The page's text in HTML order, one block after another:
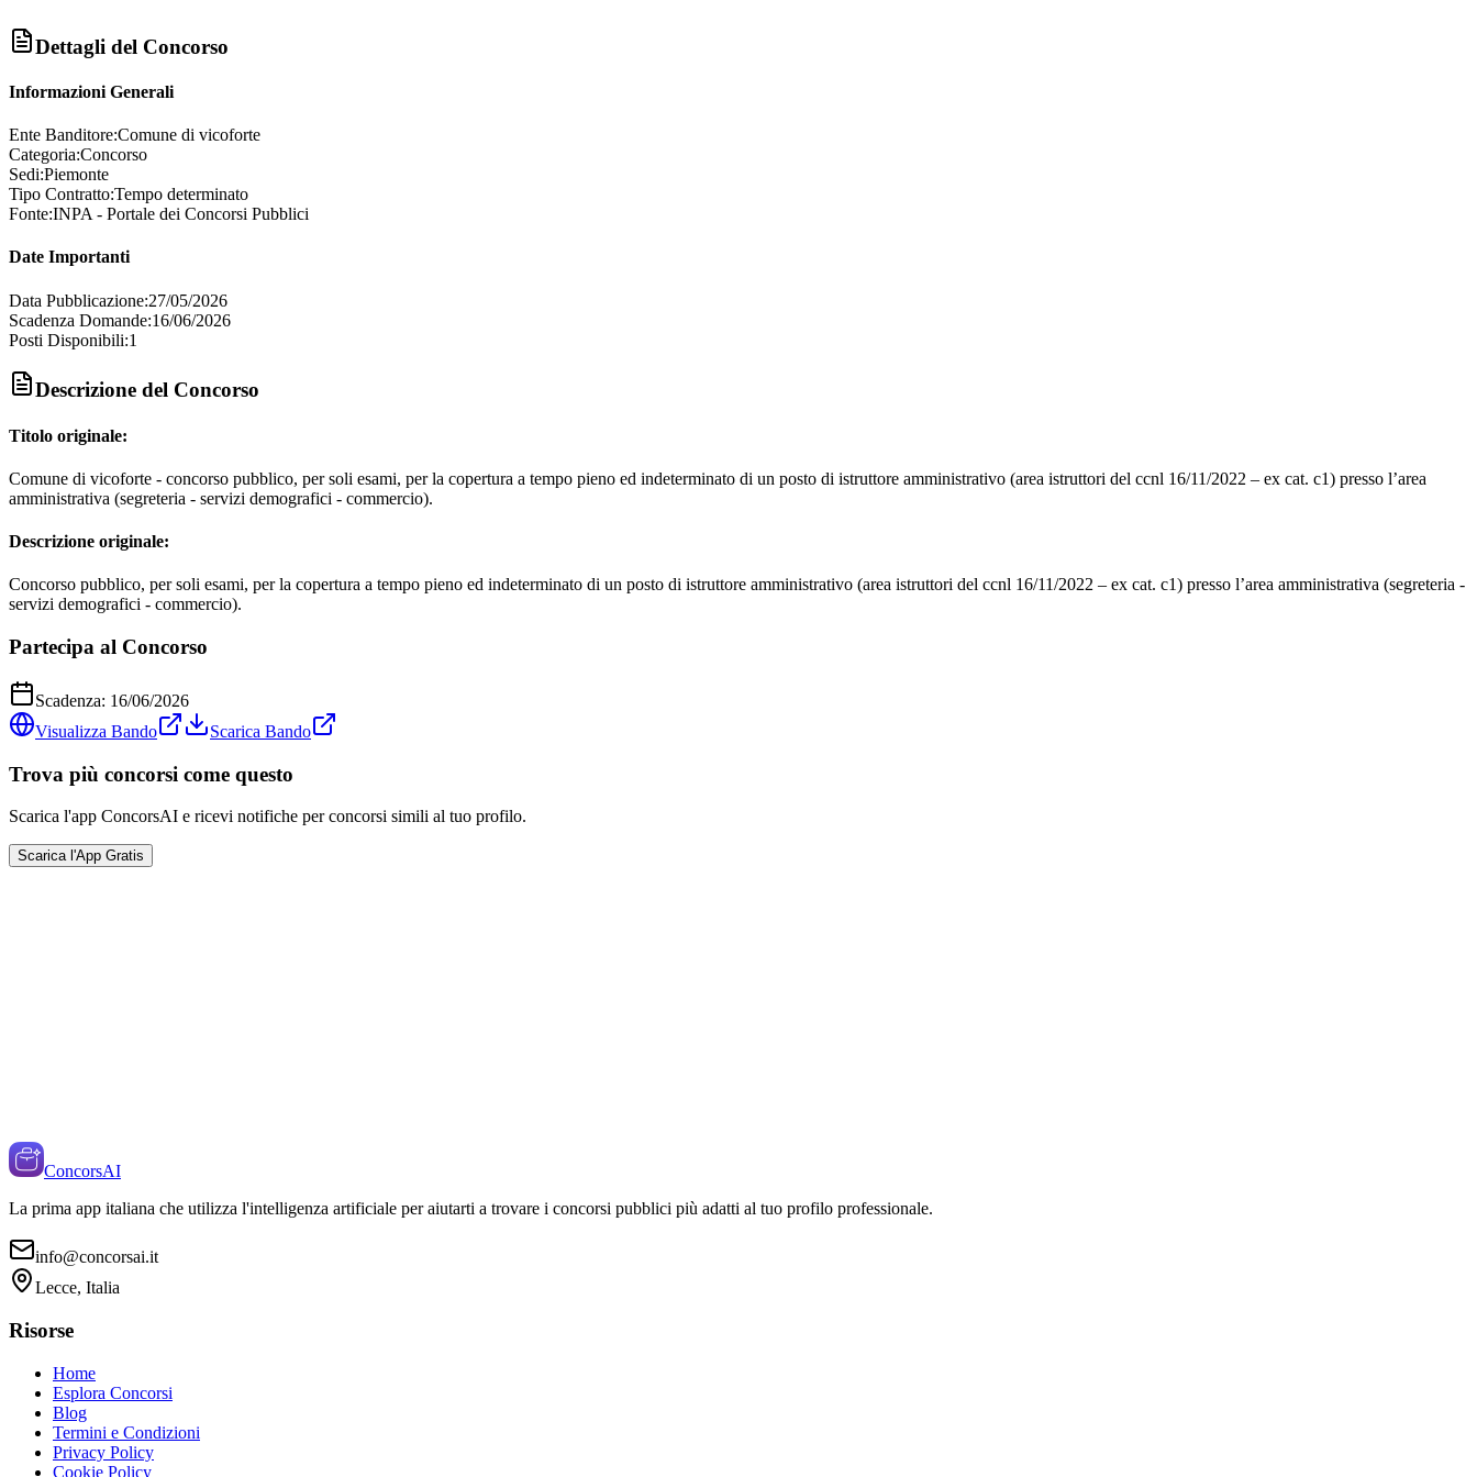
Dettagli del Concorso
Informazioni Generali
Ente Banditore:Comune di vicoforte
Categoria:Concorso
Sedi:Piemonte
Tipo Contratto:Tempo determinato
Fonte:INPA - Portale dei Concorsi Pubblici
Date Importanti
Data Pubblicazione:27/05/2026
Scadenza Domande:16/06/2026
Posti Disponibili:1
Descrizione del Concorso
Titolo originale:
Comune di vicoforte - concorso pubblico, per soli esami, per la copertura a tempo pieno ed indeterminato di un posto di istruttore amministrativo (area istruttori del ccnl 16/11/2022 – ex cat. c1) presso l’area
amministrativa (segreteria - servizi demografici - commercio).
Descrizione originale:
Concorso pubblico, per soli esami, per la copertura a tempo pieno ed indeterminato di un posto di istruttore amministrativo (area istruttori del ccnl 16/11/2022 – ex cat. c1) presso l’area amministrativa (segreteria -
servizi demografici - commercio).
Partecipa al Concorso
Scadenza: 16/06/2026
Visualizza Bando
Scarica Bando
Trova più concorsi come questo
Scarica l'app ConcorsAI e ricevi notifiche per concorsi simili al tuo profilo.
Scarica l'App Gratis
ConcorsAI
La prima app italiana che utilizza l'intelligenza artificiale per aiutarti a trovare i concorsi pubblici più adatti al tuo profilo professionale.
info@concorsai.it
Lecce, Italia
Risorse
Home
Esplora Concorsi
Blog
Termini e Condizioni
Privacy Policy
Cookie Policy